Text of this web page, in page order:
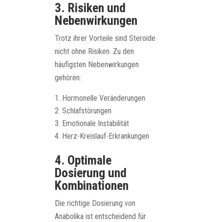
3. Risiken und
Nebenwirkungen
Trotz ihrer Vorteile sind Steroide
nicht ohne Risiken. Zu den
häufigsten Nebenwirkungen
gehören:
Hormonelle Veränderungen
Schlafstörungen
Emotionale Instabilität
Herz-Kreislauf-Erkrankungen
4. Optimale
Dosierung und
Kombinationen
Die richtige Dosierung von
Anabolika ist entscheidend für